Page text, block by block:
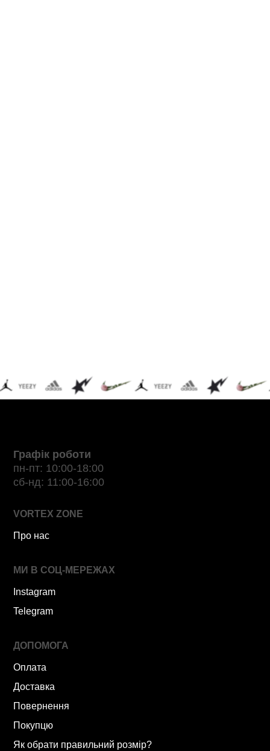
Графік роботи
пн-пт: 10:00-18:00
сб-нд: 11:00-16:00
VORTEX ZONE
Про нас
МИ В СОЦ-МЕРЕЖАХ
Instagram
Telegram
ДОПОМОГА
Оплата
Доставка
Повернення
Покупцю
Як обрати правильний розмір?